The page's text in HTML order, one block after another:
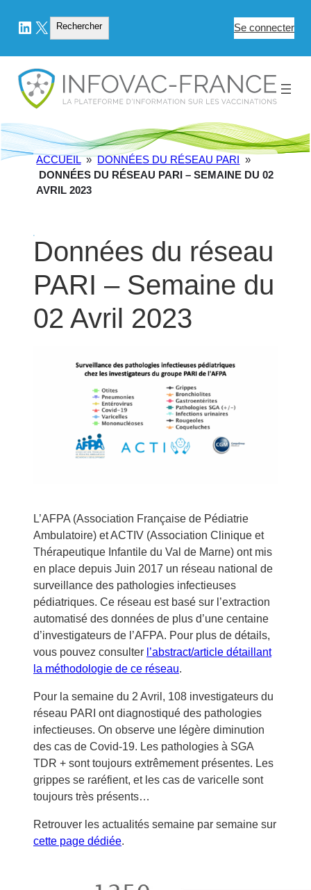
LinkedIn
X Rechercher
Rechercher Se connecter
ACCUEIL » DONNÉES DU RÉSEAU PARI »
DONNÉES DU RÉSEAU PARI – SEMAINE DU 02
AVRIL 2023
Données du réseau
PARI – Semaine du
02 Avril 2023
L’AFPA (Association Française de Pédiatrie
Ambulatoire) et ACTIV (Association Clinique et
Thérapeutique Infantile du Val de Marne) ont mis
en place depuis Juin 2017 un réseau national de
surveillance des pathologies infectieuses
pédiatriques. Ce réseau est basé sur l’extraction
automatisé des données de plus d’une centaine
d’investigateurs de l’AFPA. Pour plus de détails,
vous pouvez consulter l’abstract/article détaillant
la méthodologie de ce réseau.
Pour la semaine du 2 Avril, 108 investigateurs du
réseau PARI ont diagnostiqué des pathologies
infectieuses. On observe une légère diminution
des cas de Covid-19. Les pathologies à SGA
TDR + sont toujours extrêmement présentes. Les
grippes se raréfient, et les cas de varicelle sont
toujours très présents…
Retrouver les actualités semaine par semaine sur
cette page dédiée.